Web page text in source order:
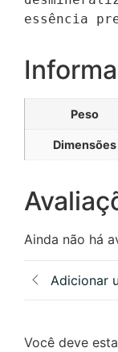
essência
Peso
Dimensões
Ainda não há
Adicionar
Você deve